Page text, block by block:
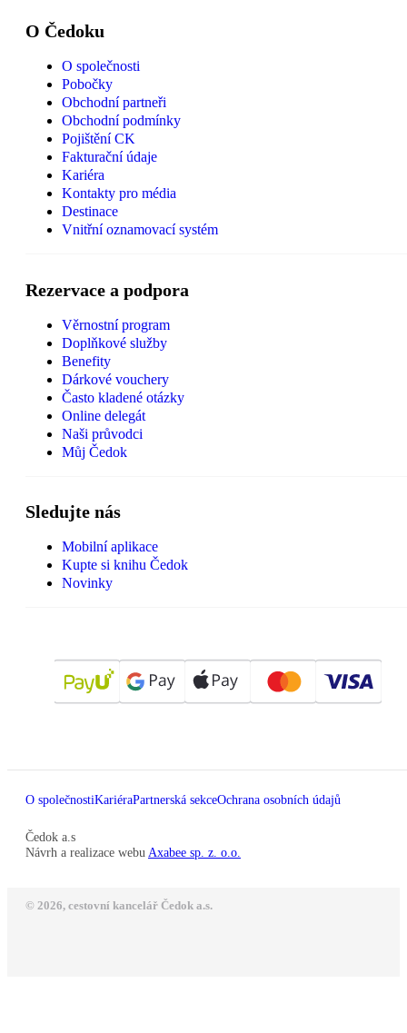
O Čedoku
O společnosti
Pobočky
Obchodní partneři
Obchodní podmínky
Pojištění CK
Fakturační údaje
Kariéra
Kontakty pro média
Destinace
Vnitřní oznamovací systém
Rezervace a podpora
Věrnostní program
Doplňkové služby
Benefity
Dárkové vouchery
Často kladené otázky
Online delegát
Naši průvodci
Můj Čedok
Sledujte nás
Mobilní aplikace
Kupte si knihu Čedok
Novinky
O společnostiKariéraPartnerská sekceOchrana osobních údajů
Čedok a.s
Návrh a realizace webu Axabee sp. z. o.o.
© 2026, cestovní kancelář Čedok a.s.